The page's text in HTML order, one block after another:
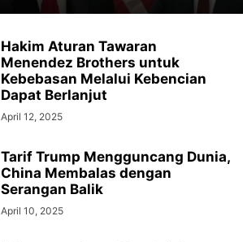
Hakim Aturan Tawaran
Menendez Brothers untuk
Kebebasan Melalui Kebencian
Dapat Berlanjut
April 12, 2025
Tarif Trump Mengguncang Dunia,
China Membalas dengan
Serangan Balik
April 10, 2025